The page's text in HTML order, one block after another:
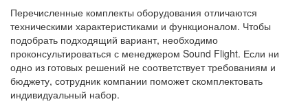
Перечисленные комплекты оборудования отличаются
техническими характеристиками и функционалом. Чтобы
подобрать подходящий вариант, необходимо
проконсультироваться с менеджером Sound Flight. Если ни
одно из готовых решений не соответствует требованиям и
бюджету, сотрудник компании поможет скомплектовать
индивидуальный набор.